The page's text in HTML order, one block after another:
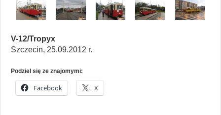
V-12/Tropyx
Szczecin, 25.09.2012 r.
Podziel się ze znajomymi:
Facebook X